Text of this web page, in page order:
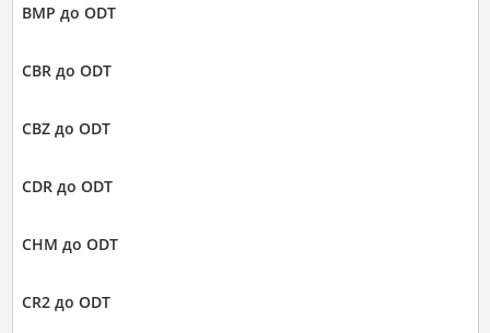
BMP до ODT
CBR до ODT
CBZ до ODT
CDR до ODT
CHM до ODT
CR2 до ODT